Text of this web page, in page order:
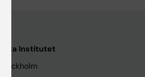
Institutet
Stockholm